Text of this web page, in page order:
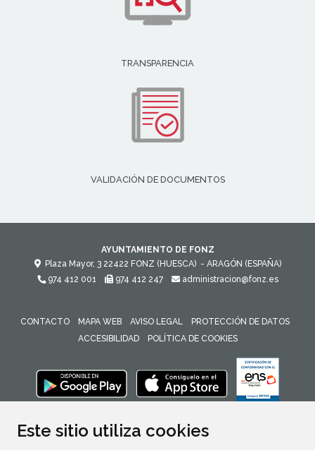
Este sitio utiliza cookies
TRANSPARENCIA
VALIDACIÓN DE DOCUMENTOS
AYUNTAMIENTO DE FONZ
Plaza Mayor, 3 22422 FONZ (HUESCA) - ARAGÓN (ESPAÑA)
974 412 001
974 412 247 administracion@fonz.es
CONTACTO MAPA WEB AVISO LEGAL
PROTECCIÓN DE DATOS
ACCESIBILIDAD
POLÍTICA DE COOKIES